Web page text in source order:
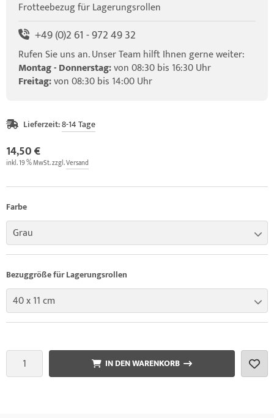
Frotteebezug für Lagerungsrollen
+49 (0)2 61 - 972 49 32
Rufen Sie uns an. Unser Team hilft Ihnen gerne weiter:
Montag - Donnerstag:von 08:30 bis 16:30 Uhr
Freitag:von 08:30 bis 14:00 Uhr
Lieferzeit:8-14 Tage
14,50 €
inkl. 19 % MwSt. zzgl.Versand
Farbe
Grau
Bezuggröße für Lagerungsrollen
40 x 11 cm
IN DEN WARENKORB
& Schädel
Gel
Posturmed & Proprio-Swing
Vintage Series
Hedge Hock (NEU IM SORTIMENT)
Elasko (NEU IM SORTIMENT)
& Zubehör
Vertikalzug
Trainingstische